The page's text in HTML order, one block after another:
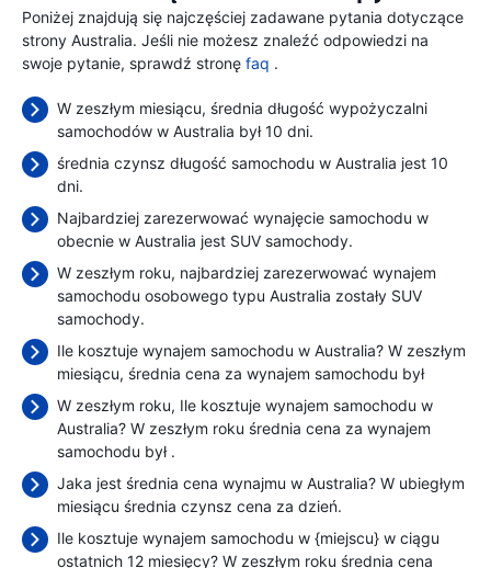
Poniżej znajdują się najczęściej zadawane pytania dotyczące
strony Australia. Jeśli nie możesz znaleźć odpowiedzi na
swoje pytanie, sprawdź stronę faq .
W zeszłym miesiącu, średnia długość wypożyczalni
samochodów w Australia był 10 dni.
średnia czynsz długość samochodu w Australia jest 10
dni.
Najbardziej zarezerwować wynajęcie samochodu w
obecnie w Australia jest SUV samochody.
W zeszłym roku, najbardziej zarezerwować wynajem
samochodu osobowego typu Australia zostały SUV
samochody.
Ile kosztuje wynajem samochodu w Australia? W zeszłym
miesiącu, średnia cena za wynajem samochodu był
W zeszłym roku, Ile kosztuje wynajem samochodu w
Australia? W zeszłym roku średnia cena za wynajem
samochodu był .
Jaka jest średnia cena wynajmu w Australia? W ubiegłym
miesiącu średnia czynsz cena za dzień.
Ile kosztuje wynajem samochodu w {miejscu} w ciągu
ostatnich 12 miesięcy? W zeszłym roku średnia cena